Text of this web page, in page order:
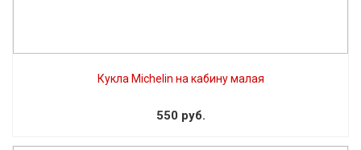
Кукла Michelin на кабину малая
550 руб.